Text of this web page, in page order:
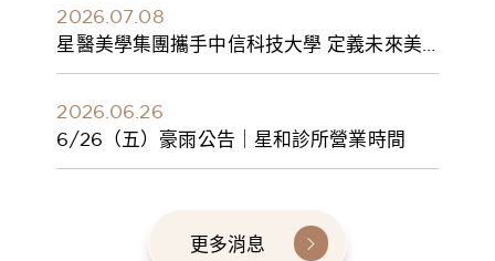
2026.07.08
星醫美學集團攜手中信科技大學 定義未來美
學人才新標準 建構健康美學產學共育模式 串
2026.06.26
6/26（五）豪雨公告｜星和診所營業時間
更多消息